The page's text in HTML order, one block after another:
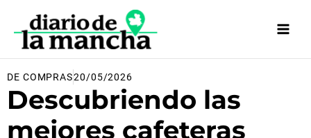
contenido
DE COMPRAS20/05/2026
Descubriendo las
mejores cafeteras